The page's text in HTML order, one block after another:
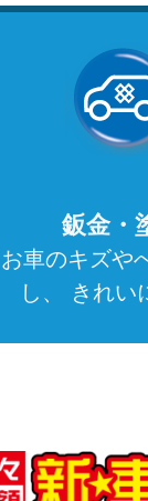
鈑金・
お車のキズや
し、 きれい